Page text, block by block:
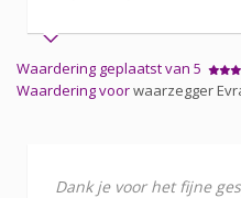
Waardering geplaatst van 5
Waardering voorwaarzegger
Dank je voor het fijne